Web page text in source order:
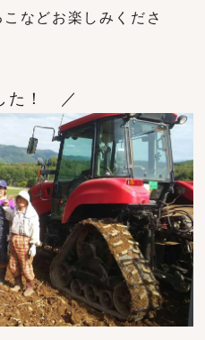
などお楽しみくださ
た！ ／